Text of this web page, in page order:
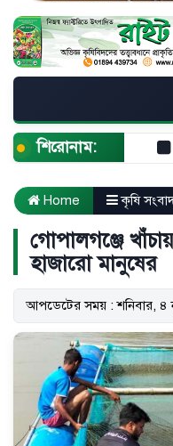
শিরোনাম:
Home কৃষি
গোপালগঞ্জে
হাজারো মানুষের
আপডেটের সময় : শনিবার, ৪